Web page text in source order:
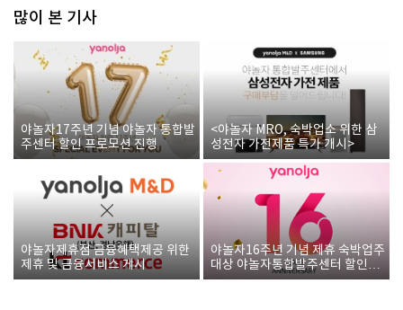
많이 본 기사
야놀자17주년 기념 야놀자 통합발
주센터 할인 프로모션 진행
<야놀자 MRO, 숙박업소 위한 삼
성전자 가전제품 특가 개시>
야놀자제휴점 금융혜택제공 위한
제휴 및 금융서비스 게시
야놀자16주년 기념 제휴 숙박업주
대상 야놀자통합발주센터 할인쿠
폰 증정